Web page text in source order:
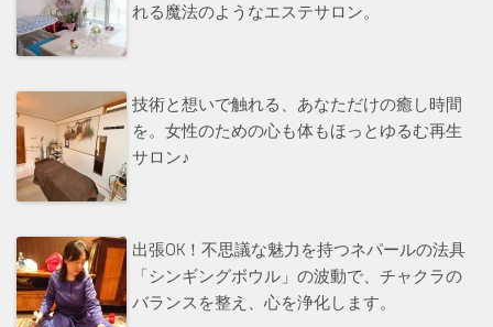
れる魔法のようなエステサロン。
技術と想いで触れる、あなただけの癒し時間
を。女性のための心も体もほっとゆるむ再生
サロン♪
出張OK！不思議な魅力を持つネパールの法具
「シンギングボウル」の波動で、チャクラの
バランスを整え、心を浄化します。